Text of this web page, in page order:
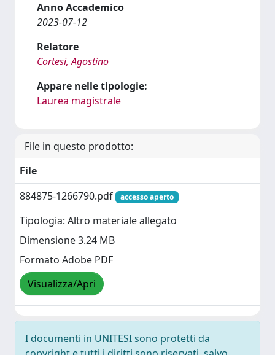
Anno Accademico
2023-07-12
Relatore
Cortesi, Agostino
Appare nelle tipologie:
Laurea magistrale
File in questo prodotto:
File
884875-1266790.pdf
accesso aperto
Tipologia: Altro materiale allegato
Dimensione 3.24 MB
Formato Adobe PDF
Visualizza/Apri
I documenti in UNITESI sono protetti da